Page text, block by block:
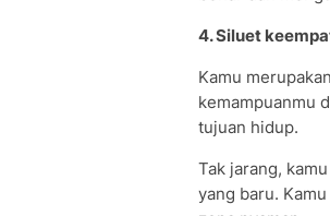
4. Siluet
Kamu
kemampuanmu
tujuan hidup.
Tak jarang,
yang baru.